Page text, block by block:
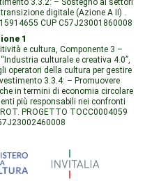
3.3.2: – Sostegno ai settori
digitale (Azione A II) .
CUP C57J23001860008
1
e cultura, Componente 3 –
culturale e creativa 4.0”,
operatori della cultura per gestire
3.3.4: – Promuovere
in termini di economia circolare
più responsabili nei confronti
PROGETTO TOCC0004059